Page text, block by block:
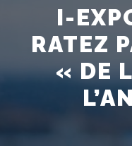
I-
RATEZ
« DE